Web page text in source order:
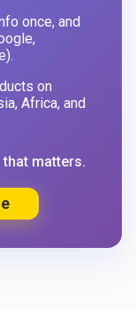
once, and
on
Africa, and
matters.